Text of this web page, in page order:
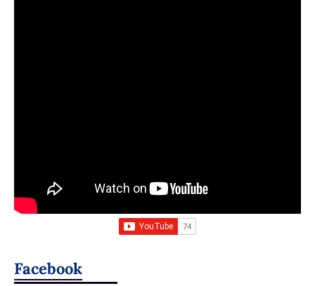
Facebook